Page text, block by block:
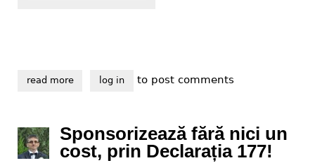
read moreabout incluziunea începe din parcare
log in to post comments
Sponsorizează fără nici un
cost, prin Declarația 177!